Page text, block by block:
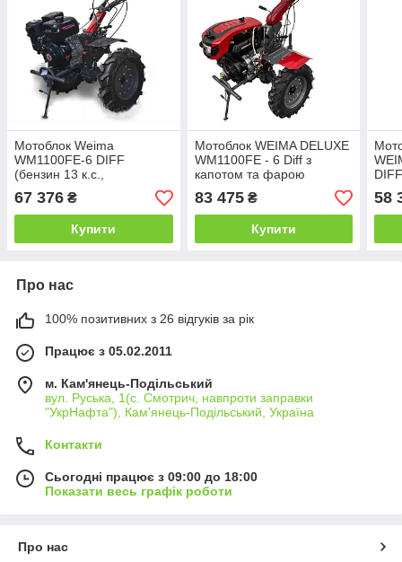
Мотоблок Weima
WM1100FЕ-6 DIFF
(бензин 13 к.с.,
електростарт,
розблокіратори, 5,00-12)
67 376 ₴
Купити
Мотоблок WEIMA DELUXE
WM1100FE - 6 Diff з
капотом та фарою
(бензин 16 к.с., ел.старт.,
КПП 4+2 скор, 5,00-12)
83 475₴
Купити
58
Про нас
100% позитивних з 26 відгуків за рік
Працює з 05.02.2011
м. Кам'янець-Подільський
вул. Руська, 1(с. Смотрич, навпроти заправки
"УкрНафта"), Кам'янець-Подільський, Україна
Контакти
Сьогодні працює з 09:00 до 18:00
Показати весь графік роботи
Про нас